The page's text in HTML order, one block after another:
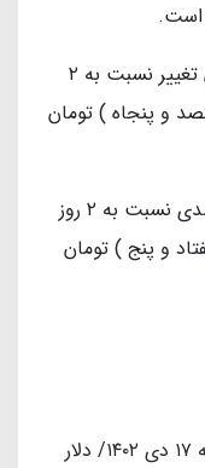
همچنین درهم امارات (حواله) با بدون تغییر نسبت به ۲
و هشتصد و پنجاه ) تومان
همچنین لیر ترکیه با کاهش ۰.۲۸ درصدی نسبت به ۲ روز
هفتاد و پنج ) تومان
قیمت طلا، سکه و دلار امروز یکشنبه ۱۷ دی ۱۴۰۲/ دلار